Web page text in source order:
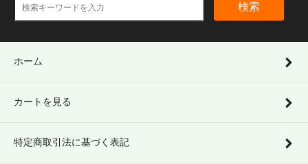
検索
ホーム
カートを見る
特定商取引法に基づく表記